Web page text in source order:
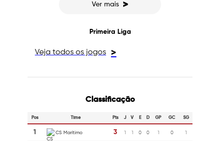
Ver mais >
Primeira Liga
Veja todos os jogos >
Classificação
Pos Time Pts J V E D GP GC SG
1 CS Marítimo 3 1 1 0 0 1 0 1